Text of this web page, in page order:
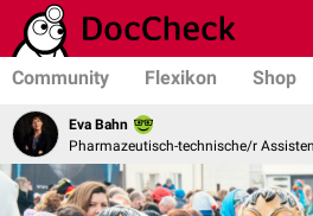
Community Flexikon Shop
Eva Bahn